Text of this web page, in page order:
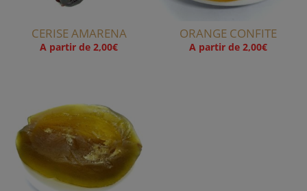
CERISE AMARENA
A partir de2,00€
ORANGE CONFITE
A partir de 2,00€